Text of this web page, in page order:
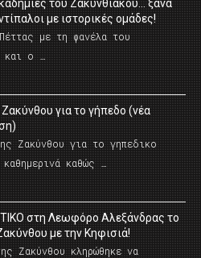
του Ζακυνθιακού… ξανά
με ιστορικές ομάδες!
με τη φανέλα του
και ο …
Ζακύνθου για το γήπεδο (νέα
Ζακύνθου για το γηπεδικο
καθημερινά καθώς …
στη Λεωφόρο Αλεξάνδρας το
με την Κηφισιά!
Ζακύνθου κληρώθηκε να